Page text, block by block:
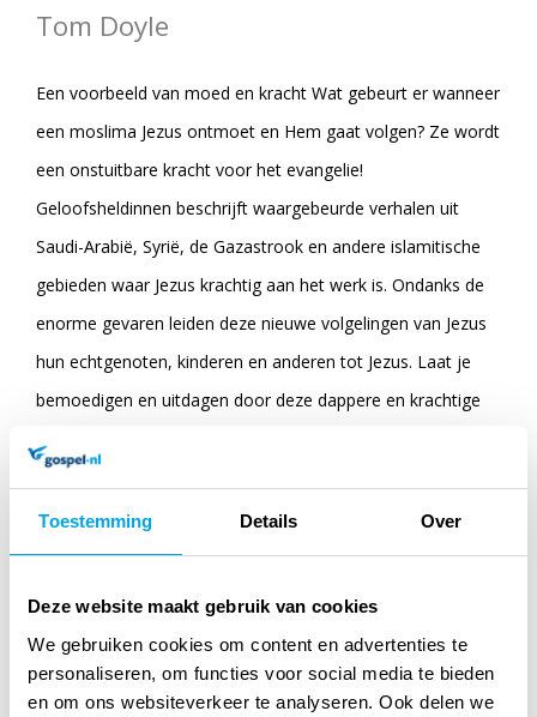
Toestemming Details Over
Deze website maakt gebruik van cookies
We gebruiken cookies om content en advertenties te
personaliseren, om functies voor social media te bieden
en om ons websiteverkeer te analyseren. Ook delen we
Tom Doyle
Een voorbeeld van moed en kracht Wat gebeurt er wanneer
een moslima Jezus ontmoet en Hem gaat volgen? Ze wordt
een onstuitbare kracht voor het evangelie!
Geloofsheldinnen beschrijft waargebeurde verhalen uit
Saudi-Arabië, Syrië, de Gazastrook en andere islamitische
gebieden waar Jezus krachtig aan het werk is. Ondanks de
enorme gevaren leiden deze nieuwe volgelingen van Jezus
hun echtgenoten, kinderen en anderen tot Jezus. Laat je
bemoedigen en uitdagen door deze dappere en krachtige
terroristisch gebied. Dit zijn vrouwen zonder vrees, die
Jezus volgen belangrijker vinden dan hun eigen leven. Voor